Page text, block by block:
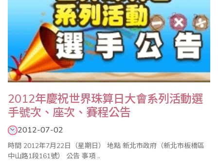
2012年慶祝世界珠算日大會系列活動選
手號次、座次、賽程公告
2012-07-02
時間 2012年7月22日（星期日） 地點 新北市政府（新北市板橋區
中山路1段161號） 公告 事項 ..